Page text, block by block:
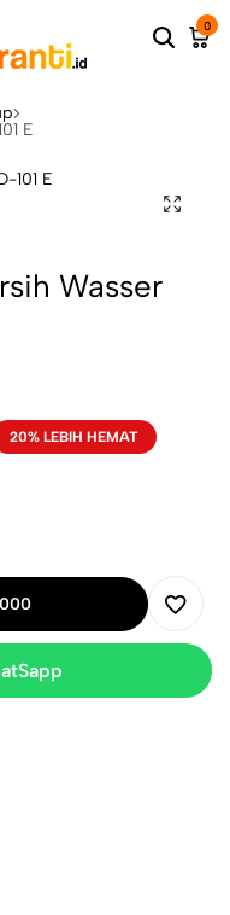
0
E
Wasser
20% LEBIH HEMAT